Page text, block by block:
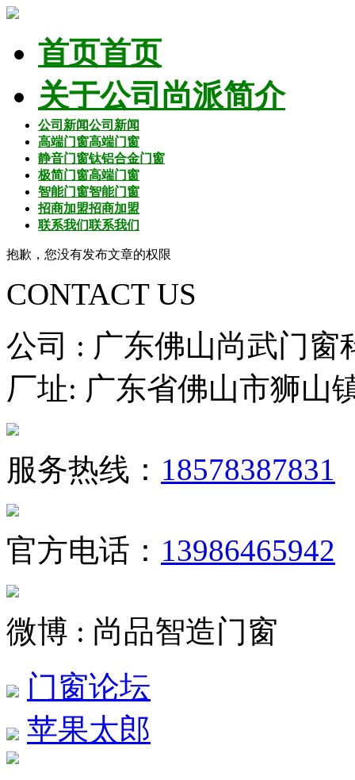
首页首页
关于公司 尚派简介
公司新闻公司新闻
高端门窗高端门窗
静音门窗钛铝合金门窗
极简门窗高端门窗
智能门窗智能门窗
招商加盟招商加盟
联系我们联系我们
抱歉，您没有发布文章的权限
CONTACT US
公司 : 广东佛山尚武门窗
厂址: 广东省佛山市狮山
服务热线： 18578387831
官方电话： 13986465942
微博 : 尚品智造门窗
门窗论坛
苹果太郎